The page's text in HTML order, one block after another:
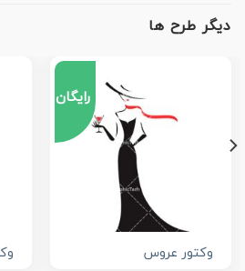
دیگر طرح ها
رایگان
وکتور عروس